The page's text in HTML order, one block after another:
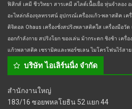
ฟิสิกส์ เคมี ชีววิทยา สารเคมี สไลด์เนื้อเยื่อ หุ่นจำลอง
อะไหล่กล้องจุลทรรศน์ อุปกรณ์เครื่องแก้ว-พลาสติค เค
ดิจิตอล Ohaus เครื่องชั่งสปริงพลาสติคใส เครื่องมือวัด
ออกกำลังกาย สปริงโยก ของเล่น ม้ากระดก ชิงช้า เครื่อ
แก้วพลาสติค เซรามิคและพอร์ซเลน ไมโครโฟนไร้สาย
บริษัท ไอเลิร์นนิ่ง จำกัด
สำนักงานใหญ่
183/16 ซอยพหลโยธิน 52 แยก 44